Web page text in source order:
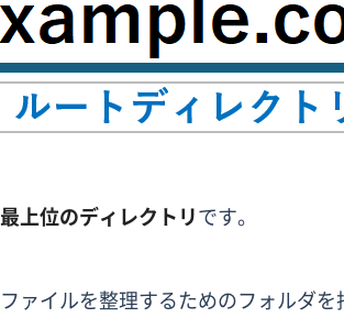
上位のディレクトリです。
ァイルを整理するためのフォルダを